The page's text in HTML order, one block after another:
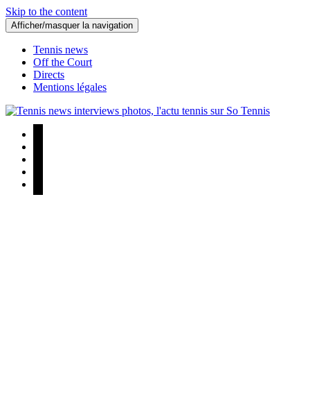
Skip to the content
Afficher/masquer la navigation
Tennis news
Off the Court
Directs
Mentions légales
Tennis news interviews photos, l'actu tennis sur So Tennis
Tennis news interviews photos, l'actu tennis sur So Tennis